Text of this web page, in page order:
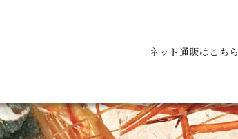
ネット通販はこちら